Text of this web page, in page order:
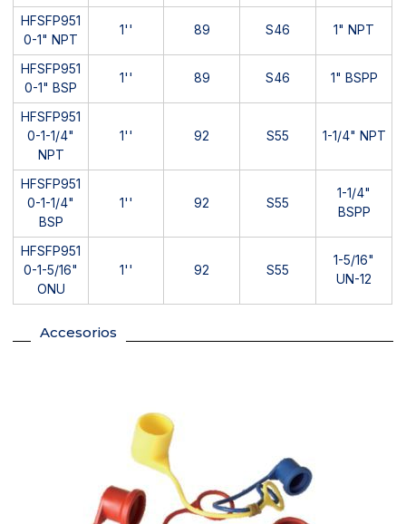
HFSFP951
0-1" NPT
1'' 89 S46 1" NPT
HFSFP951
0-1" BSP
1'' 89 S46 1" BSPP
HFSFP951
0-1-1/4"
NPT
1'' 92 S55 1-1/4" NPT
HFSFP951
0-1-1/4"
BSP
1'' 92 S55
1-1/4"
BSPP
HFSFP951
0-1-5/16"
ONU
1'' 92 S55
1-5/16"
UN-12
Accesorios